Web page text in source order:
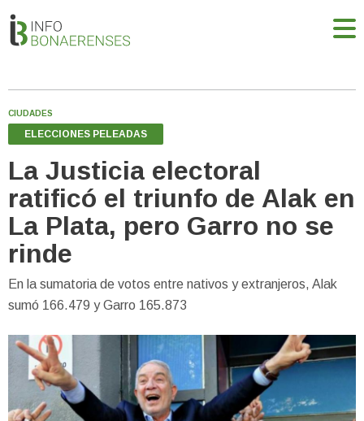
CIUDADES
ELECCIONES PELEADAS
La Justicia electoral
ratificó el triunfo de Alak en
La Plata, pero Garro no se
rinde
En la sumatoria de votos entre nativos y extranjeros, Alak
sumó 166.479 y Garro 165.873